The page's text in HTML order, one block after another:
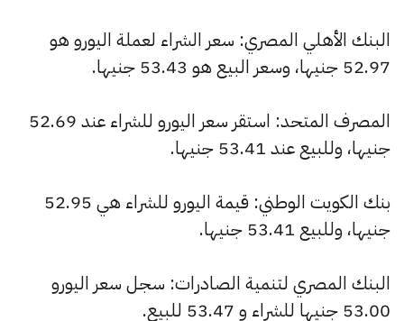
البنك الأهلي المصري: سعر الشراء لعملة اليورو هو
52.97 جنيها، وسعر البيع هو 53.43 جنيها.
المصرف المتحد: استقر سعر اليورو للشراء عند 52.69
جنيها، وللبيع عند 53.41 جنيها.
بنك الكويت الوطني: قيمة اليورو للشراء هي 52.95
جنيها، وللبيع 53.41 جنيها.
البنك المصري لتنمية الصادرات: سجل سعر اليورو
53.00 جنيها للشراء و 53.47 للبيع.